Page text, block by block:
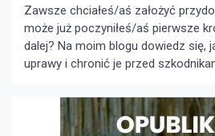
Zawsze chciałeś/aś założyć
może już poczyniłeś/aś pierwsze
dalej? Na moim blogu dowiedz się,
uprawy i chronić je przed